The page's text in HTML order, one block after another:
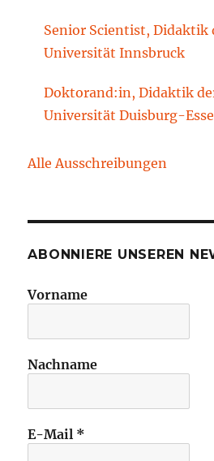
Technische Universität
Senior Scientist, Didaktik
Universität Innsbruck
Doktorand:in, Didaktik
Universität Duisburg-
Alle Ausschreibungen
ABONNIERE UNSEREN
Vorname
Nachname
E-Mail *